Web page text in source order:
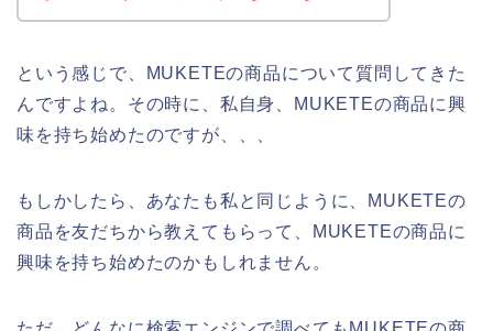
という感じで、MUKETEの商品について質問してきた
んですよね。その時に、私自身、MUKETEの商品に興
味を持ち始めたのですが、、、
もしかしたら、あなたも私と同じように、MUKETEの
商品を友だちから教えてもらって、MUKETEの商品に
興味を持ち始めたのかもしれません。